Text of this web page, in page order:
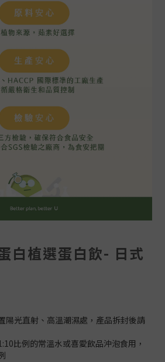
白植選蛋白飲- 日式
陽光直射、高溫潮濕處，產品拆封後請
比例的常溫水或喜愛飲品沖泡食用，